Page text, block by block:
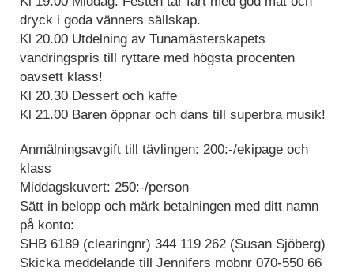
dryck i goda vänners sällskap.
Kl 20.00 Utdelning av Tunamästerskapets
vandringspris till ryttare med högsta procenten
oavsett klass!
Kl 20.30 Dessert och kaffe
Kl 21.00 Baren öppnar och dans till superbra musik!
Anmälningsavgift till tävlingen: 200:-/ekipage och
klass
Middagskuvert: 250:-/person
Sätt in belopp och märk betalningen med ditt namn
på konto:
SHB 6189 (clearingnr) 344 119 262 (Susan Sjöberg)
Skicka meddelande till Jennifers mobnr 070-550 66